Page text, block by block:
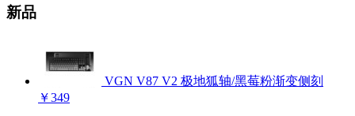
新品
VGN V87 V2 极地狐轴/黑莓粉渐变侧刻
￥349